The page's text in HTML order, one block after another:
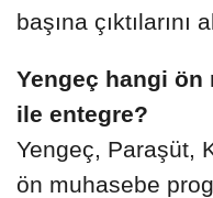
başına çıktılarını
Yengeç hangi ön
ile entegre?
Yengeç, Paraşüt,
ön muhasebe